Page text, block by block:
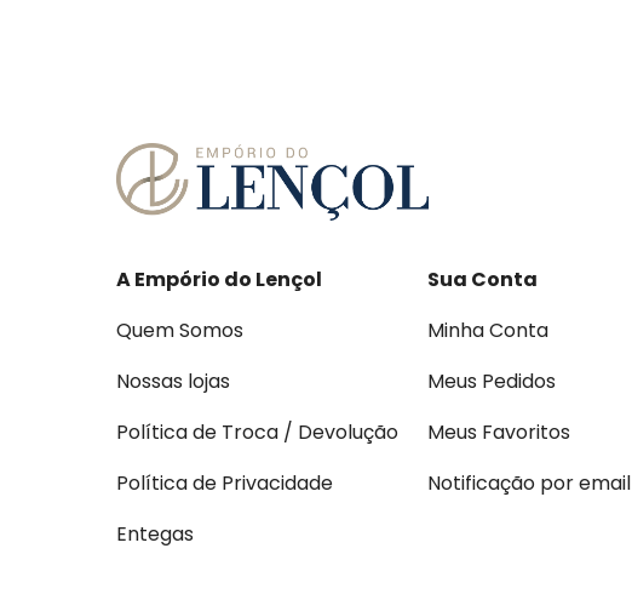
A Empório do Lençol
Quem Somos
Nossas lojas
Política de Troca / Devolução
Política de Privacidade
Entegas
Sua Conta
Minha Conta
Meus Pedidos
Meus Favoritos
Notificação por email